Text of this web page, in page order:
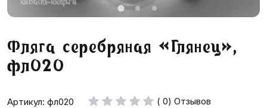
Фляга серебряная «Глянец»,
фл020
Артикул: фл020 ( 0) Отзывов